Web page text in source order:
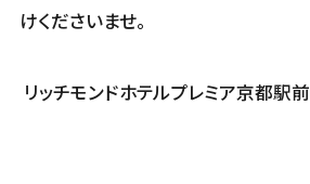
けくださいませ。
リッチモンドホテルプレミア京都駅前